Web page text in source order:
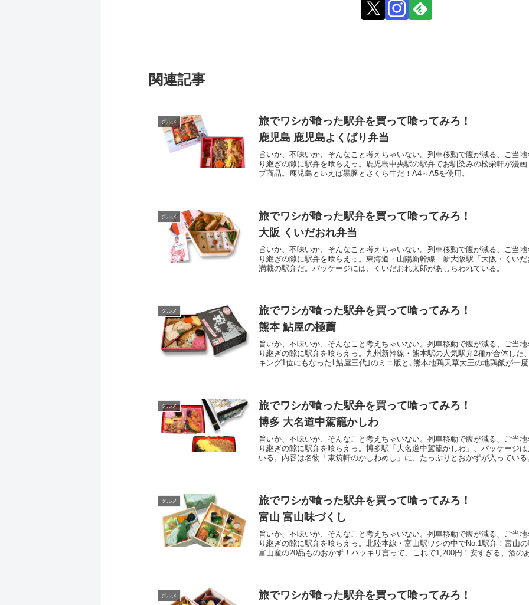
関連記事
グルメ
旅でワシが喰った駅弁を買って喰ってみろ！
鹿児島 鹿児島よくばり弁当
旨いか、不味いか、そんなこと考えちゃいない。列車移動で腹が減る、ご当
り継ぎの隙に駅弁を喰らえっ。鹿児島中央駅の駅弁でお馴染みの松栄軒が漫
プ商品。鹿児島といえば黒豚とさくら牛だ！A4～A5を使用。
グルメ
旅でワシが喰った駅弁を買って喰ってみろ！
大阪 くいだおれ弁当
旨いか、不味いか、そんなこと考えちゃいない。列車移動で腹が減る、ご当
り継ぎの隙に駅弁を喰らえっ。東海道・山陽新幹線 新大阪駅「大阪・くい
満載の駅弁だ。パッケージには、くいだおれ太郎があしらわれている。
グルメ
旅でワシが喰った駅弁を買って喰ってみろ！
熊本 鮎屋の極薦
旨いか、不味いか、そんなこと考えちゃいない。列車移動で腹が減る、ご当
り継ぎの隙に駅弁を喰らえっ。九州新幹線・熊本駅の人気駅弁2種が合体した
キング1位にもなった｢鮎屋三代｣のミニ版と､熊本地鶏天草大王の地鶏飯が一
グルメ
旅でワシが喰った駅弁を買って喰ってみろ！
博多 大名道中駕籠かしわ
旨いか、不味いか、そんなこと考えちゃいない。列車移動で腹が減る、ご当
り継ぎの隙に駅弁を喰らえっ。博多駅「大名道中駕籠かしわ」、パッケージ
いる。内容は名物「東筑軒のかしわめし」に、たっぷりとおかずが入ってい
グルメ
旅でワシが喰った駅弁を買って喰ってみろ！
富山 富山味づくし
旨いか、不味いか、そんなこと考えちゃいない。列車移動で腹が減る、ご当
り継ぎの隙に駅弁を喰らえっ。北陸本線・富山駅ワシの中でNo.1駅弁！富山
富山産の20品ものおかず！ハッキリ言って、これで1,200円！安すぎる、酒の
グルメ
旅でワシが喰った駅弁を買って喰ってみろ！